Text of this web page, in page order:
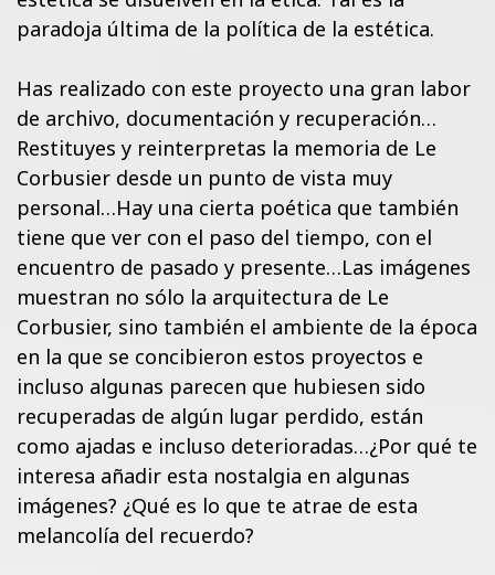
paradoja última de la política de la estética.
Has realizado con este proyecto una gran labor
de archivo, documentación y recuperación…
Restituyes y reinterpretas la memoria de Le
Corbusier desde un punto de vista muy
personal…Hay una cierta poética que también
tiene que ver con el paso del tiempo, con el
encuentro de pasado y presente…Las imágenes
muestran no sólo la arquitectura de Le
Corbusier, sino también el ambiente de la época
en la que se concibieron estos proyectos e
incluso algunas parecen que hubiesen sido
recuperadas de algún lugar perdido, están
como ajadas e incluso deterioradas…¿Por qué te
interesa añadir esta nostalgia en algunas
imágenes? ¿Qué es lo que te atrae de esta
melancolía del recuerdo?